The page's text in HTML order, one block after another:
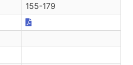
155-179